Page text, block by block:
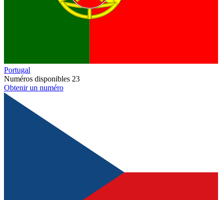
Portugal
Numéros disponibles 23
Obtenir un numéro